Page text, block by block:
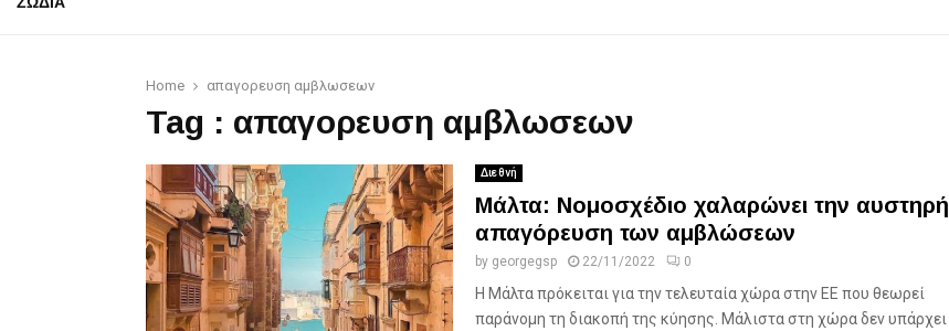
Home απαγορευση αμβλωσεων
Tag : απαγορευση αμβλωσεων
Διεθνή
Μάλτα: Νομοσχέδιο χαλαρώνει την αυστηρή
απαγόρευση των αμβλώσεων
by georgegsp 22/11/2022 0
Η Μάλτα πρόκειται για την τελευταία χώρα στην ΕΕ που θεωρεί
παράνομη τη διακοπή της κύησης. Μάλιστα στη χώρα δεν υπάρχει